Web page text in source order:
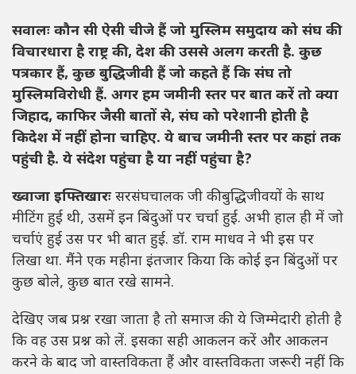
सवालः कौन सी ऐसी चीजे हैं जो मुस्लिम समुदाय को संघ की
विचारधारा है राष्ट्र की, देश की उससे अलग करती है. कुछ
पत्रकार हैं, कुछ बुद्धिजीवी हैं जो कहते हैं कि संघ तो
मुस्लिमविरोधी हैं. अगर हम जमीनी स्तर पर बात करें तो क्या
जिहाद, काफिर जैसी बातों से, संघ को परेशानी होती है
किदेश में नहीं होना चाहिए. ये बाच जमीनी स्तर पर कहां तक
पहुंची है. ये संदेश पहुंचा है या नहीं पहुंचा है?
ख्वाजा इफ्तिखारः सरसंघचालक जी कीबुद्धिजीवयों के साथ
मीटिंग हुई थी, उसमें इन बिंदुओं पर चर्चा हुई. अभी हाल ही में जो
चर्चाएं हुई उस पर भी बात हुई. डॉ. राम माधव ने भी इस पर
लिखा था. मैंने एक महीना इंतजार किया कि कोई इन बिंदुओं पर
कुछ बोले, कुछ बात रखे सामने.
देखिए जब प्रश्न रखा जाता है तो समाज की ये जिम्मेदारी होती है
कि वह उस प्रश्न को लें. इसका सही आकलन करें और आकलन
करने के बाद जो वास्तविकता हैं और वास्तविकता जरूरी नहीं कि